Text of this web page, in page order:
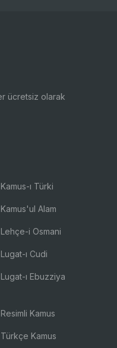
ücretsiz olarak
Kamus-ı Türki
Kamus'ul Alam
Lehçe-i Osmani
Lugat-ı Cudi
Lugat-ı Ebuzziya
Resimli Kamus
Türkçe Kamus